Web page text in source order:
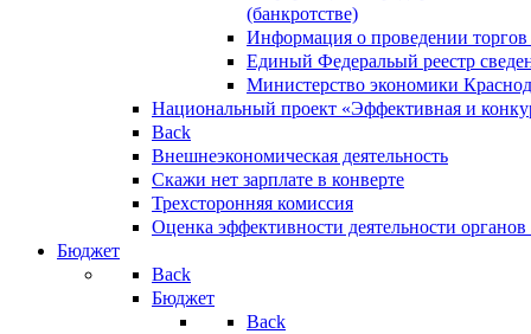
(банкротстве)
Информация о проведении
Единый Федеральый реестр
Министерство экономики
Национальный проект «Эффективная и
Back
Внешнеэкономическая деятельность
Скажи нет зарплате в конверте
Трехсторонняя комиссия
Оценка эффективности деятельности
Бюджет
Back
Бюджет
Back